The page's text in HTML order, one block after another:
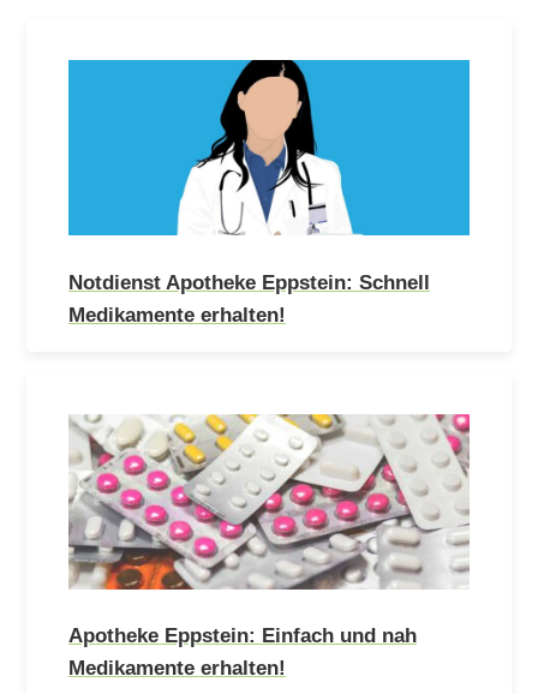
Notdienst Apotheke Eppstein: Schnell
Medikamente erhalten!
Apotheke Eppstein: Einfach und nah
Medikamente erhalten!